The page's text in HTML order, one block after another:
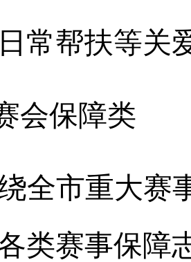
常帮扶等关
会保障类
全市重大赛
类赛事保障